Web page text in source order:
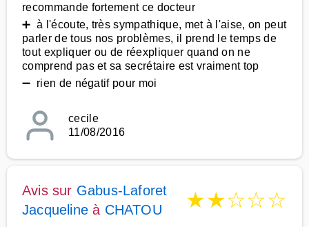
recommande fortement ce docteur
➕ à l'écoute, très sympathique, met à l'aise, on peut
parler de tous nos problèmes, il prend le temps de
tout expliquer ou de réexpliquer quand on ne
comprend pas et sa secrétaire est vraiment top
➖ rien de négatif pour moi
cecile
11/08/2016
Avis sur Gabus-Laforet
Jacqueline à CHATOU ★★☆☆☆